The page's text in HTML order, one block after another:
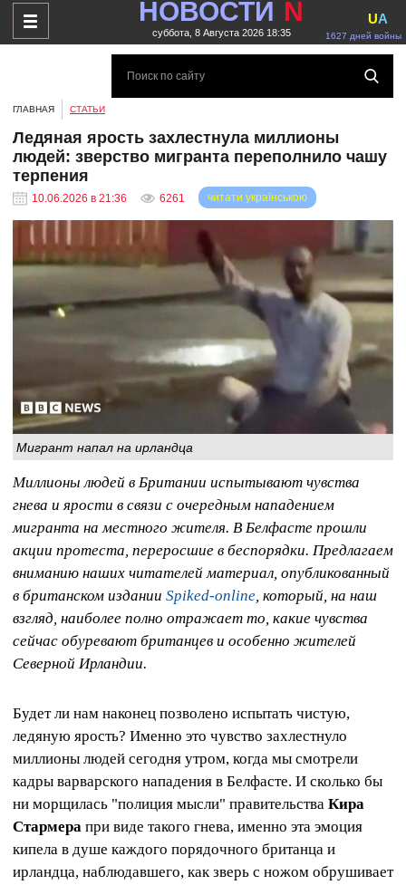
НОВОСТИ N
суббота, 8 Августа 2026 18:35 1627 дней войны
UA
ГЛАВНАЯ СТАТЬИ
Ледяная ярость захлестнула миллионы
людей: зверство мигранта переполнило чашу
терпения
10.06.2026 в 21:36 6261 читати українською
Мигрант напал на ирландца
Миллионы людей в Британии испытывают чувства
гнева и ярости в связи с очередным нападением
мигранта на местного жителя. В Белфасте прошли
акции протеста, переросшие в беспорядки. Предлагаем
вниманию наших читателей материал, опубликованный
в британском издании Spiked-online, который, на наш
взгляд, наиболее полно отражает то, какие чувства
сейчас обуревают британцев и особенно жителей
Северной Ирландии.
Будет ли нам наконец позволено испытать чистую,
ледяную ярость? Именно это чувство захлестнуло
миллионы людей сегодня утром, когда мы смотрели
кадры варварского нападения в Белфасте. И сколько бы
ни морщилась "полиция мысли" правительства Кира
Стармера при виде такого гнева, именно эта эмоция
кипела в душе каждого порядочного британца и
ирландца, наблюдавшего, как зверь с ножом обрушивает